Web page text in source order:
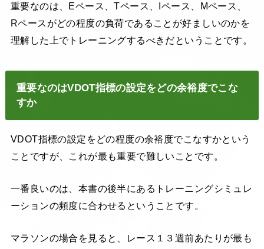
重要なのは、Eペース、Tペース、Iペース、Mペース、
Rペースがどの程度の負荷であることが好ましいのかを
理解した上でトレーニングするべきだということです。
重要なのはVDOT指標の設定をどの余裕度でこな
すか
VDOT指標の設定をどの程度の余裕度でこなすかという
ことですが、これが最も重要で難しいことです。
一番良いのは、本書の後半にあるトレーニングシミュレ
ーションの頻度に合わせるということです。
マラソンの場合を見ると、レース１３週前あたりが最も